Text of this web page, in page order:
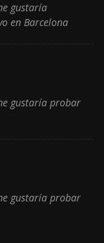
gustaría
en Barcelona
gustaría probar
gustaría probar